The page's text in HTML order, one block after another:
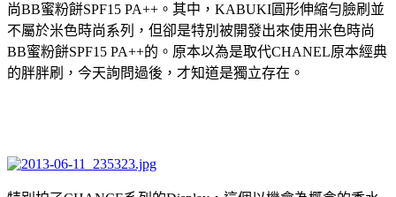
尚BB蜜粉餅SPF15 PA++。其中，KABUKI圓形伸縮勻臉刷並
不屬於米色時尚系列，但卻是特別被開發出來使用米色時尚
BB蜜粉餅SPF15 PA++的。原本以為是取代CHANEL原本經典
的胖胖刷，今天詢問過後，才知道是獨立存在。